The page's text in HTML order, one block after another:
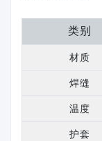
类别
材质
焊缝
温度
护套